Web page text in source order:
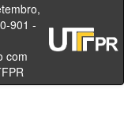
901 -
com